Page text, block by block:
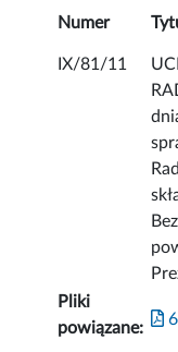
Numer
IX/81/11
Pliki
powiązane: